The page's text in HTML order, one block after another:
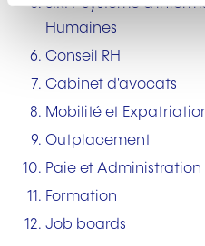
n
SIRH-Système
Humaines
Conseil RH
Cabinet d'avocats
Mobilité et
Outplacement
Paie et Administration
Formation
Job boards